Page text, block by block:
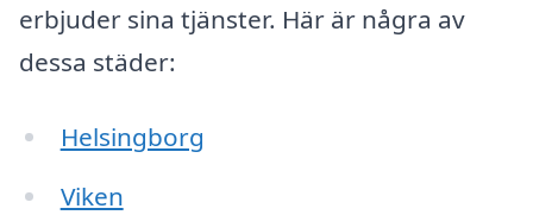
erbjuder sina tjänster. Här är några av
dessa städer:
Helsingborg
Viken